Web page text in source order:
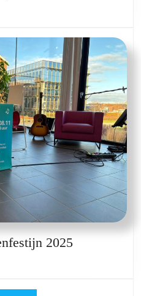
Bergfeest
met
Geert
Bonroy
en
Kurt
Vermeyen
2025Culture